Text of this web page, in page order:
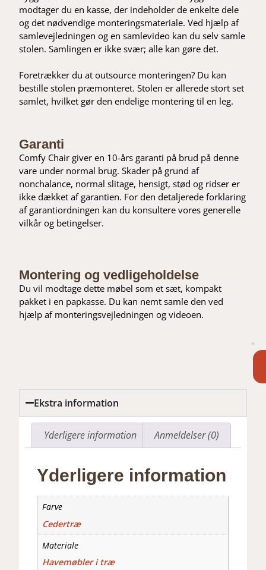
modtager du en kasse, der indeholder de enkelte dele
og det nødvendige monteringsmateriale. Ved hjælp af
samlevejledningen og en samlevideo kan du selv samle
stolen. Samlingen er ikke svær; alle kan gøre det.
Foretrækker du at outsource monteringen? Du kan
bestille stolen præmonteret. Stolen er allerede stort set
samlet, hvilket gør den endelige montering til en leg.
Garanti
Comfy Chair giver en 10-års garanti på brud på denne
vare under normal brug. Skader på grund af
nonchalance, normal slitage, hensigt, stød og ridser er
ikke dækket af garantien. For den detaljerede forklaring
af garantiordningen kan du konsultere vores generelle
vilkår og betingelser.
Montering og vedligeholdelse
Du vil modtage dette møbel som et sæt, kompakt
pakket i en papkasse. Du kan nemt samle den ved
hjælp af monteringsvejledningen og videoen.
Ekstra information
Yderligere information Anmeldelser (0)
Yderligere information
Farve
Cedertræ
Materiale
Havemøbler i træ